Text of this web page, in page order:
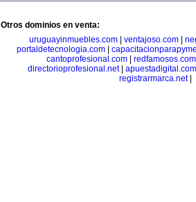
Otros dominios en venta:
uruguayinmuebles.com| ventajoso.com|
portaldetecnologia.com|
cantoprofesional.com
redfamosos.com
directorioprofesional.net| apuestadigital.com
registrarmarca.net|